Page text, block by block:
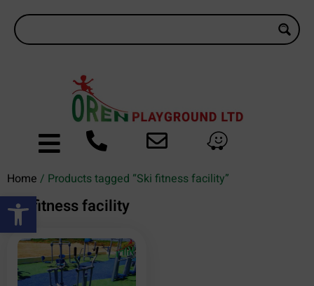
Open toolbar
Home / Products tagged “Ski fitness facility”
Ski fitness facility